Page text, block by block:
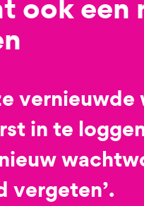
vernieuwde
in te
vergeten’.